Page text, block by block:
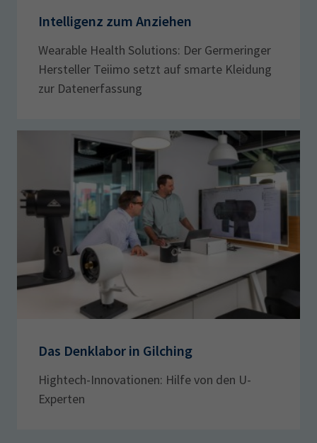
Intelligenz zum Anziehen
Wearable Health Solutions: Der Germeringer
Hersteller Teiimo setzt auf smarte Kleidung
zur Datenerfassung
Das Denklabor in Gilching
Hightech-Innovationen: Hilfe von den U-
Experten